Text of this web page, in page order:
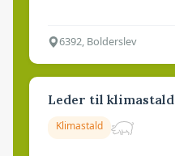
6392, Bolderslev
Leder til klimastald
Klimastald